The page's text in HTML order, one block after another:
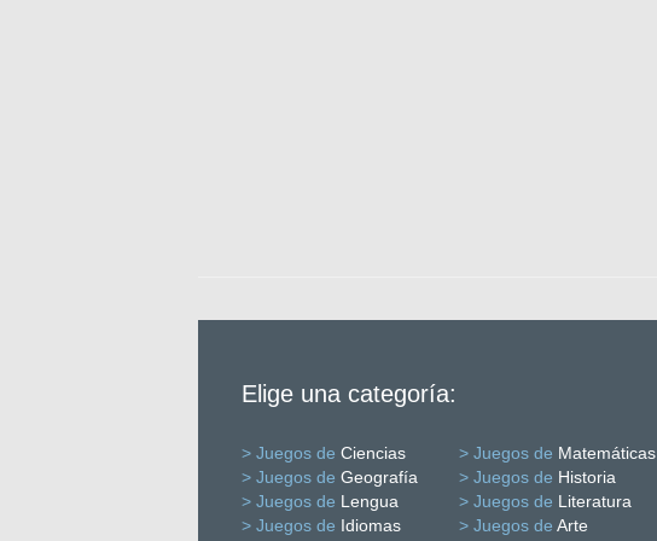
Elige una categoría:
> Juegos de Ciencias > Juegos de Matemáticas
> Juegos de Geografía > Juegos de Historia
> Juegos de Lengua > Juegos de Literatura
> Juegos de Idiomas > Juegos de Arte